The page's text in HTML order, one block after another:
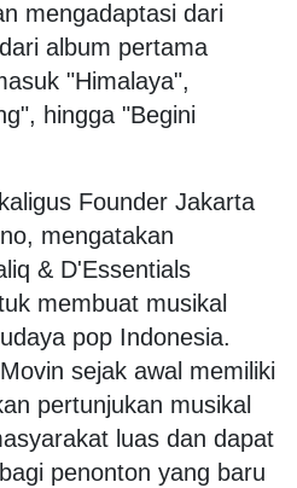
mengadaptasi dari
album pertama
"Himalaya",
hingga "Begini
Founder Jakarta
mengatakan
& D'Essentials
membuat musikal
pop Indonesia.
sejak awal memiliki
pertunjukan musikal
luas dan dapat
penonton yang baru